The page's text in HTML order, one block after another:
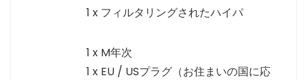
1 x フィルタリングされたハイパ
1 x M年次
1 x EU / USプラグ（お住まいの国に応